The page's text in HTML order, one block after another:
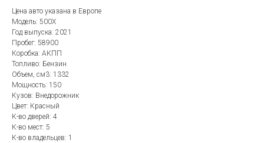
Цена авто указана в Европе
Модель: 500X
Год выпуска: 2021
Пробег: 58900
Коробка: АКПП
Топливо: Бензин
Объем, см3: 1332
Мощность: 150
Кузов: Внедорожник
Цвет: Красный
К-во дверей: 4
К-во мест: 5
К-во владельцев: 1